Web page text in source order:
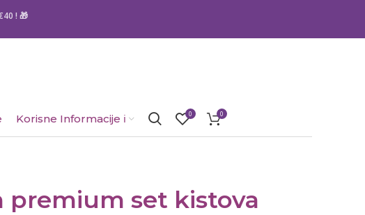
! 🎁
Korisne Informacije ℹ️ 0 0
premium set kistova